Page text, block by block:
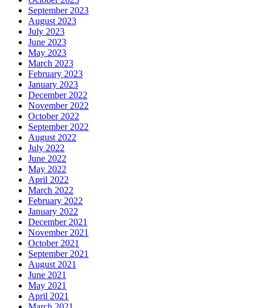
September 2023
August 2023
July 2023
June 2023
May 2023
March 2023
February 2023
January 2023
December 2022
November 2022
October 2022
September 2022
August 2022
July 2022
June 2022
May 2022
April 2022
March 2022
February 2022
January 2022
December 2021
November 2021
October 2021
September 2021
August 2021
June 2021
May 2021
April 2021